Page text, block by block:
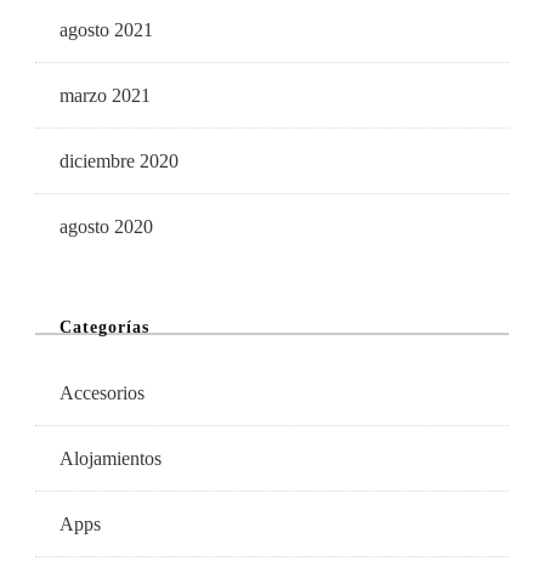
agosto 2021
marzo 2021
diciembre 2020
agosto 2020
Categorías
Accesorios
Alojamientos
Apps